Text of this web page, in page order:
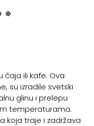
čaja ili kafe. Ova
su izradile svetski
glinu i prelepu
temperaturama.
koja traje i zadržava